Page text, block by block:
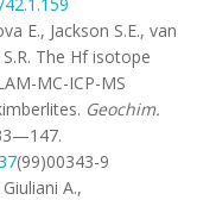
E., Jackson S.E., van
S.R. The Hf isotope
MC-ICP-MS
Geochim.
(99)00343-9
A.,